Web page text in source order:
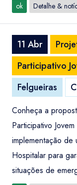
ok Detalhe &
11 Abr
Participativo
Felgueiras
Conheça a
Participativo
implementação de
Hospitalar para
situações de